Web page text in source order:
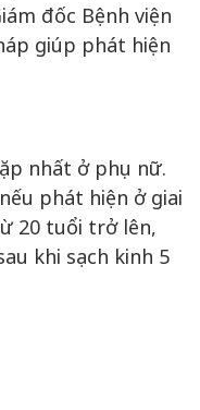
đốc Bệnh viện
giúp phát hiện
nhất ở phụ nữ.
phát hiện ở giai
20 tuổi trở lên,
khi sạch kinh 5